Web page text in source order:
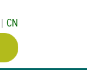
| CN